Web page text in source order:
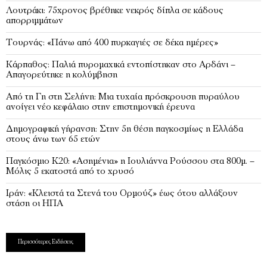
Λουτράκι: 75χρονος βρέθηκε νεκρός δίπλα σε κάδους
απορριμμάτων
Τουρνάς: «Πάνω από 400 πυρκαγιές σε δέκα ημέρες»
Κάρπαθος: Παλιά πυρομαχικά εντοπίστηκαν στο Αρδάνι –
Απαγορεύτηκε η κολύμβηση
Από τη Γη στη Σελήνη: Μια τυχαία πρόσκρουση πυραύλου
ανοίγει νέο κεφάλαιο στην επιστημονική έρευνα
Δημογραφική γήρανση: Στην 5η θέση παγκοσμίως η Ελλάδα
στους άνω των 65 ετών
Παγκόσμιο Κ20: «Ασημένια» η Ιουλιάννα Ρούσσου στα 800μ. –
Μόλις 5 εκατοστά από το χρυσό
Ιράν: «Κλειστά τα Στενά του Ορμούζ» έως ότου αλλάξουν
στάση οι ΗΠΑ
Περισσότερες Ειδήσεις